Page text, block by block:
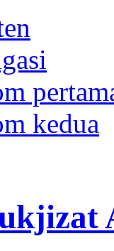
kedua